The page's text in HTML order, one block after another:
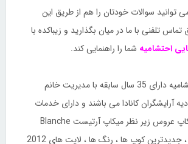
توانید سوالات خودتان را هم از طریق این
تلفنی با ما در میان بگذارید و زیباکده با
احتشامیه شما را راهنمایی کند.
انستیتو زیبایی احتشامیه دارای 35 سال سابقه با مدیریت خانم
آرایشگران کانادا می باشند و دارای خدمات
گریم حرفه ای ، میکاپ عروس زیر نظر میکاپ آرتیست Blanche
macdonald کانادا ، جدیدترین کوپ ها ، رنگ ها ، لایت های 2012